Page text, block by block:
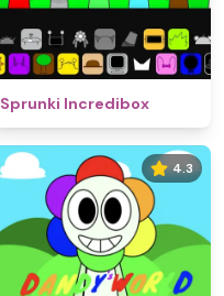
Sprunki Incredibox
4.3